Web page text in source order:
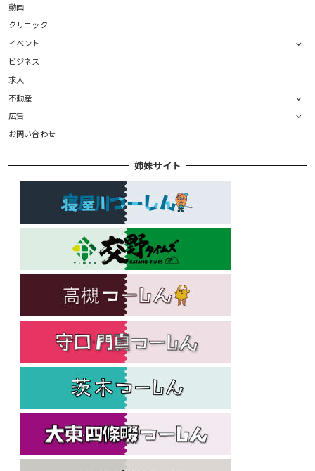
動画
クリニック
イベント
ビジネス
求人
不動産
広告
お問い合わせ
姉妹サイト